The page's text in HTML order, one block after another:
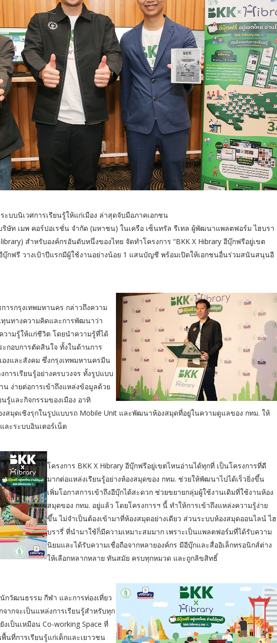
บบนิเวศการเรียนรู้ให้แก่เมือง ล่าสุดจับมือภาคเอกชน
ษัท เมพ คอร์ปอเรชั่น จำกัด (มหาชน) ในเครือ เซ็นทรัล รีเทล ผู้พัฒนาแพลตฟอร์ม ไฮบรา
สำหรับองค์กรอันดับหนึ่งของไทย จัดทำโครงการ “BKK X Hibrary อีบุ๊กฟรีอยู่เขต
บุ๊กฟรี วางเป้าปีแรกมีผู้ใช้งานอย่างน้อย 1 แสนบัญชี พร้อมเปิดให้เอกชนอื่นร่วมสนันสนุนอี
รกรุงเทพมหานคร กล่าวถึงความ
นทางความคิดและการพัฒนาว่า
วามรู้ให้แก่ชีวิต โดยนำความรู้ที่ได้
กอบการตัดสินใจ ทั้งในด้านการ
งและสังคม ซึ่งกรุงเทพมหานครมีน
ารเรียนรู้อย่างครบวงจร ทั้งรูปแบบ
ง่ายต่อการเข้าถึงแหล่งข้อมูลด้วย
รู้และกิจกรรมของเมือง อาทิ
สมุดเชิงรุกในรูปแบบรถ Mobile Unit และพัฒนาห้องสมุดที่อยู่ในความดูแลของ กทม. ให้
ละระบบอินเตอร์เน็ต
โครงการ BKK X Hibrary อีบุ๊กฟรีอยู่เขตไหนอ่านได้ทุกที่ เป็นโครงการที่ดี
มากต่อแหล่งเรียนรู้อย่างห้องสมุดของ กทม. ช่วยให้พัฒนาไปได้เร็วยิ่งขึ้น
เพิ่มโอกาสการเข้าถึงอีบุ๊กได้สะดวก ช่วยขยายกลุ่มผู้ใช้งานเดิมที่ใช้งานห้อง
สมุดของ กทม. อยู่แล้ว โดยโครงการฯ นี้ ทำให้การเข้าถึงแหล่งความรู้ง่าย
ขึ้น ไม่จำเป็นต้องเข้ามาที่ห้องสมุดอย่างเดียว ส่วนระบบห้องสมุดออนไลน์ ไฮ
บรารี่ ที่นำมาใช้ก็มีความเหมาะสมมาก เพราะเป็นแพลตฟอร์มที่ได้รับความ
นิยมและได้รับความเชื่อถือจากหลายองค์กร มีอีบุ๊กและสื่ออิเล็กทรอนิกส์ต่าง
ให้เลือกหลากหลาย ทันสมัย ครบทุกหมวด และถูกลิขสิทธิ์
วัฒนธรรม กีฬา และการท่องเที่ยว
ากจะเป็นแหล่งการเรียนรู้สำหรับทุก
เป็นเหมือน Co-working Space ที่
นที่การเรียนรู้แก่เด็กและเยาวชน